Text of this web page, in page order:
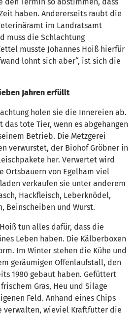
haben. Andererseits raubt die
im Landratsamt
muss die Schlachtung
musste Johannes Hoiß hierfür
lohnt sich aber“, ist sich die
Jahren erfüllt
holen sie die Innereien ab.
das tote Tier, wenn es abgehangen
Betrieb. Die Metzgerei
verwurstet, der Biohof Gröbner in
her. Verwertet wird
Ortsbauern von Egelham viel
verkaufen sie unter anderem
Hackfleisch, Leberknödel,
Beinscheiben und Wurst.
tun alles dafür, dass die
Leben haben. Die Kälberboxen
Im Winter stehen die Kühe und
geräumigen Offenlaufstall, den
1980 gebaut haben. Gefüttert
Gras, Heu und Silage
Feld. Anhand eines Chips
verwalten, wieviel Kraftfutter die